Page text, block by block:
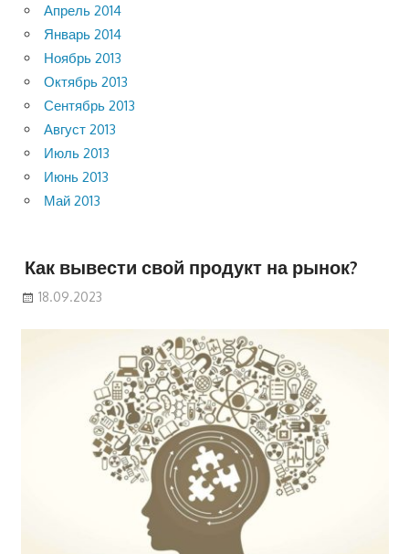
Апрель 2014
Январь 2014
Ноябрь 2013
Октябрь 2013
Сентябрь 2013
Август 2013
Июль 2013
Июнь 2013
Май 2013
Как вывести свой продукт на рынок?
18.09.2023